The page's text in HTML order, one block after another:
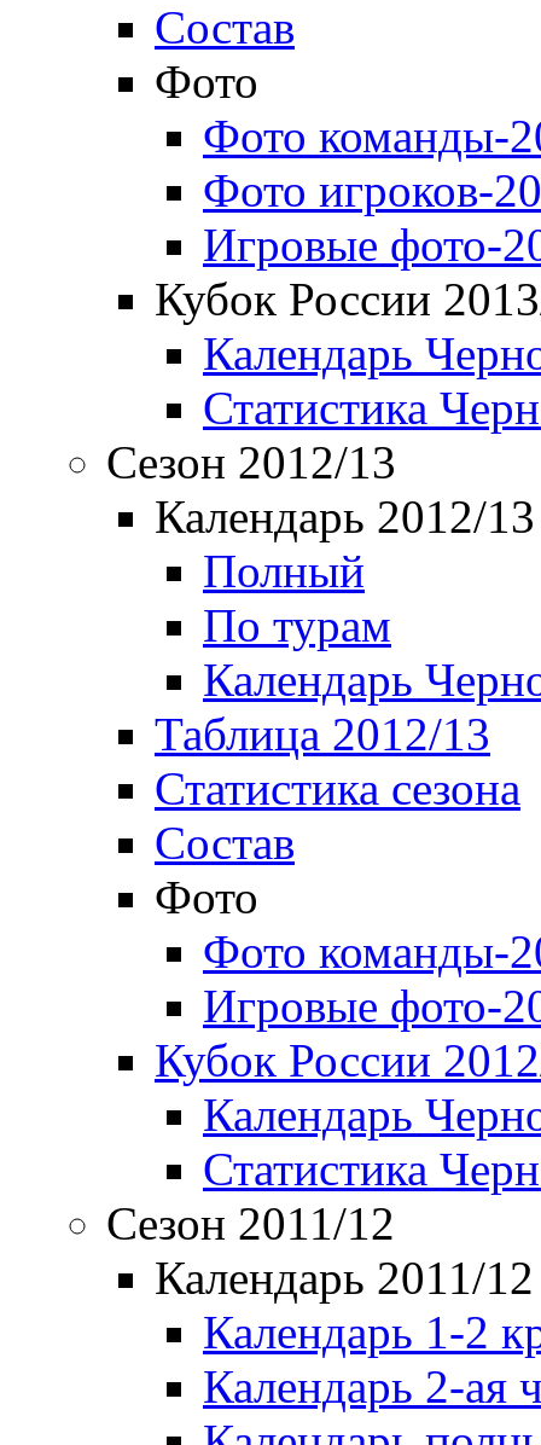
Состав
Фото
Фото команды-
Фото игроков-
Игровые фото-
Кубок России
Календарь
Статистика
Сезон 2012/13
Календарь 2012/13
Полный
По турам
Календарь
Таблица 2012/13
Статистика сезона
Состав
Фото
Фото команды-
Игровые фото-
Кубок России
Календарь
Статистика
Сезон 2011/12
Календарь 2011/12
Календарь 1-2
Календарь 2-ая